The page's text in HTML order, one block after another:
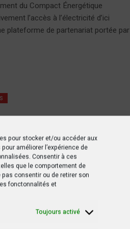
pour stocker et/ou accéder aux
améliorer l’expérience de
Consentir à ces
que le comportement de
consentir ou de retirer son
fonctonnalités et
Toujours activé
du Compact Énergétique
l’accès à l’électricité d’ici
plateforme de partenariat portée par
illégale des minerais au
poursuivis devant le tribunal de
minières. Ces individus sont